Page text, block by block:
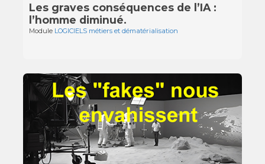
Les graves conséquences de l’IA :
l’homme diminué.
Module LOGICIELS métiers et dématérialisation